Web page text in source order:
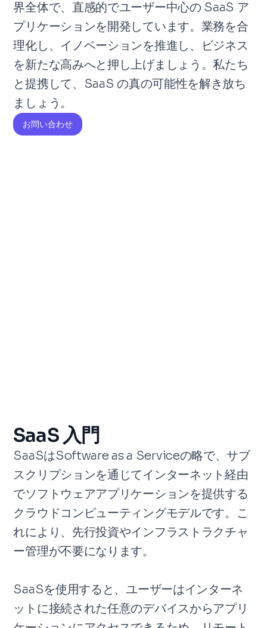
界全体で、直感的でユーザー中心の SaaS ア
プリケーションを開発しています。業務を合
理化し、イノベーションを推進し、ビジネス
を新たな高みへと押し上げましょう。私たち
と提携して、SaaS の真の可能性を解き放ち
ましょう。
お問い合わせ
SaaS 入門
SaaSはSoftware as a Serviceの略で、サブ
スクリプションを通じてインターネット経由
でソフトウェアアプリケーションを提供する
クラウドコンピューティングモデルです。こ
れにより、先行投資やインフラストラクチャ
ー管理が不要になります。
SaaSを使用すると、ユーザーはインターネ
ットに接続された任意のデバイスからアプリ